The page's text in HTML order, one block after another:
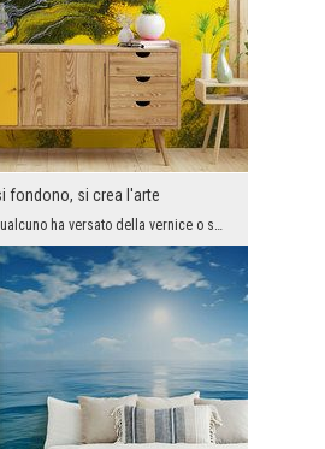
fondono, si crea l'arte
È difficile dire se qualcuno ha versato della vernice o se questo interessante mosaico è stato cr...